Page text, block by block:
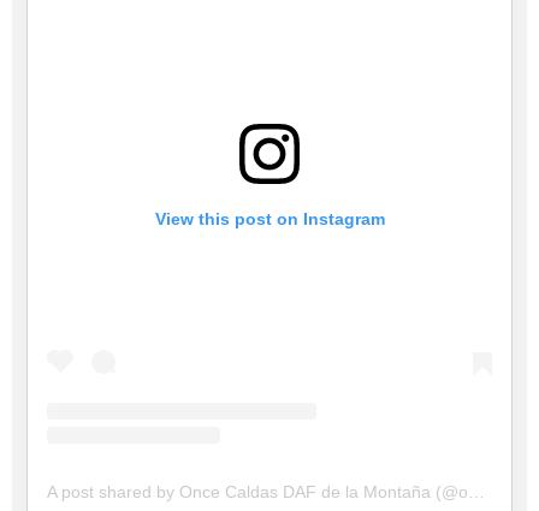
View this post on Instagram
A post shared by Once Caldas DAF de la Montaña (@oncecaldasoficial)